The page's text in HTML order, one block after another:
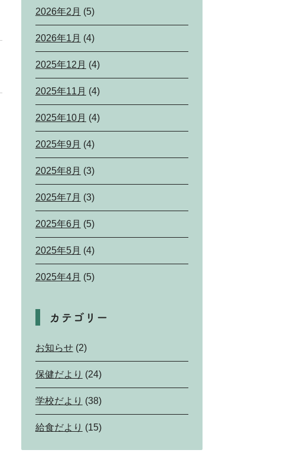
2026年2月 (5)
2026年1月 (4)
2025年12月 (4)
2025年11月 (4)
2025年10月 (4)
2025年9月 (4)
2025年8月 (3)
2025年7月 (3)
2025年6月 (5)
2025年5月 (4)
2025年4月 (5)
カテゴリー
お知らせ(2)
保健だより (24)
学校だより (38)
給食だより (15)